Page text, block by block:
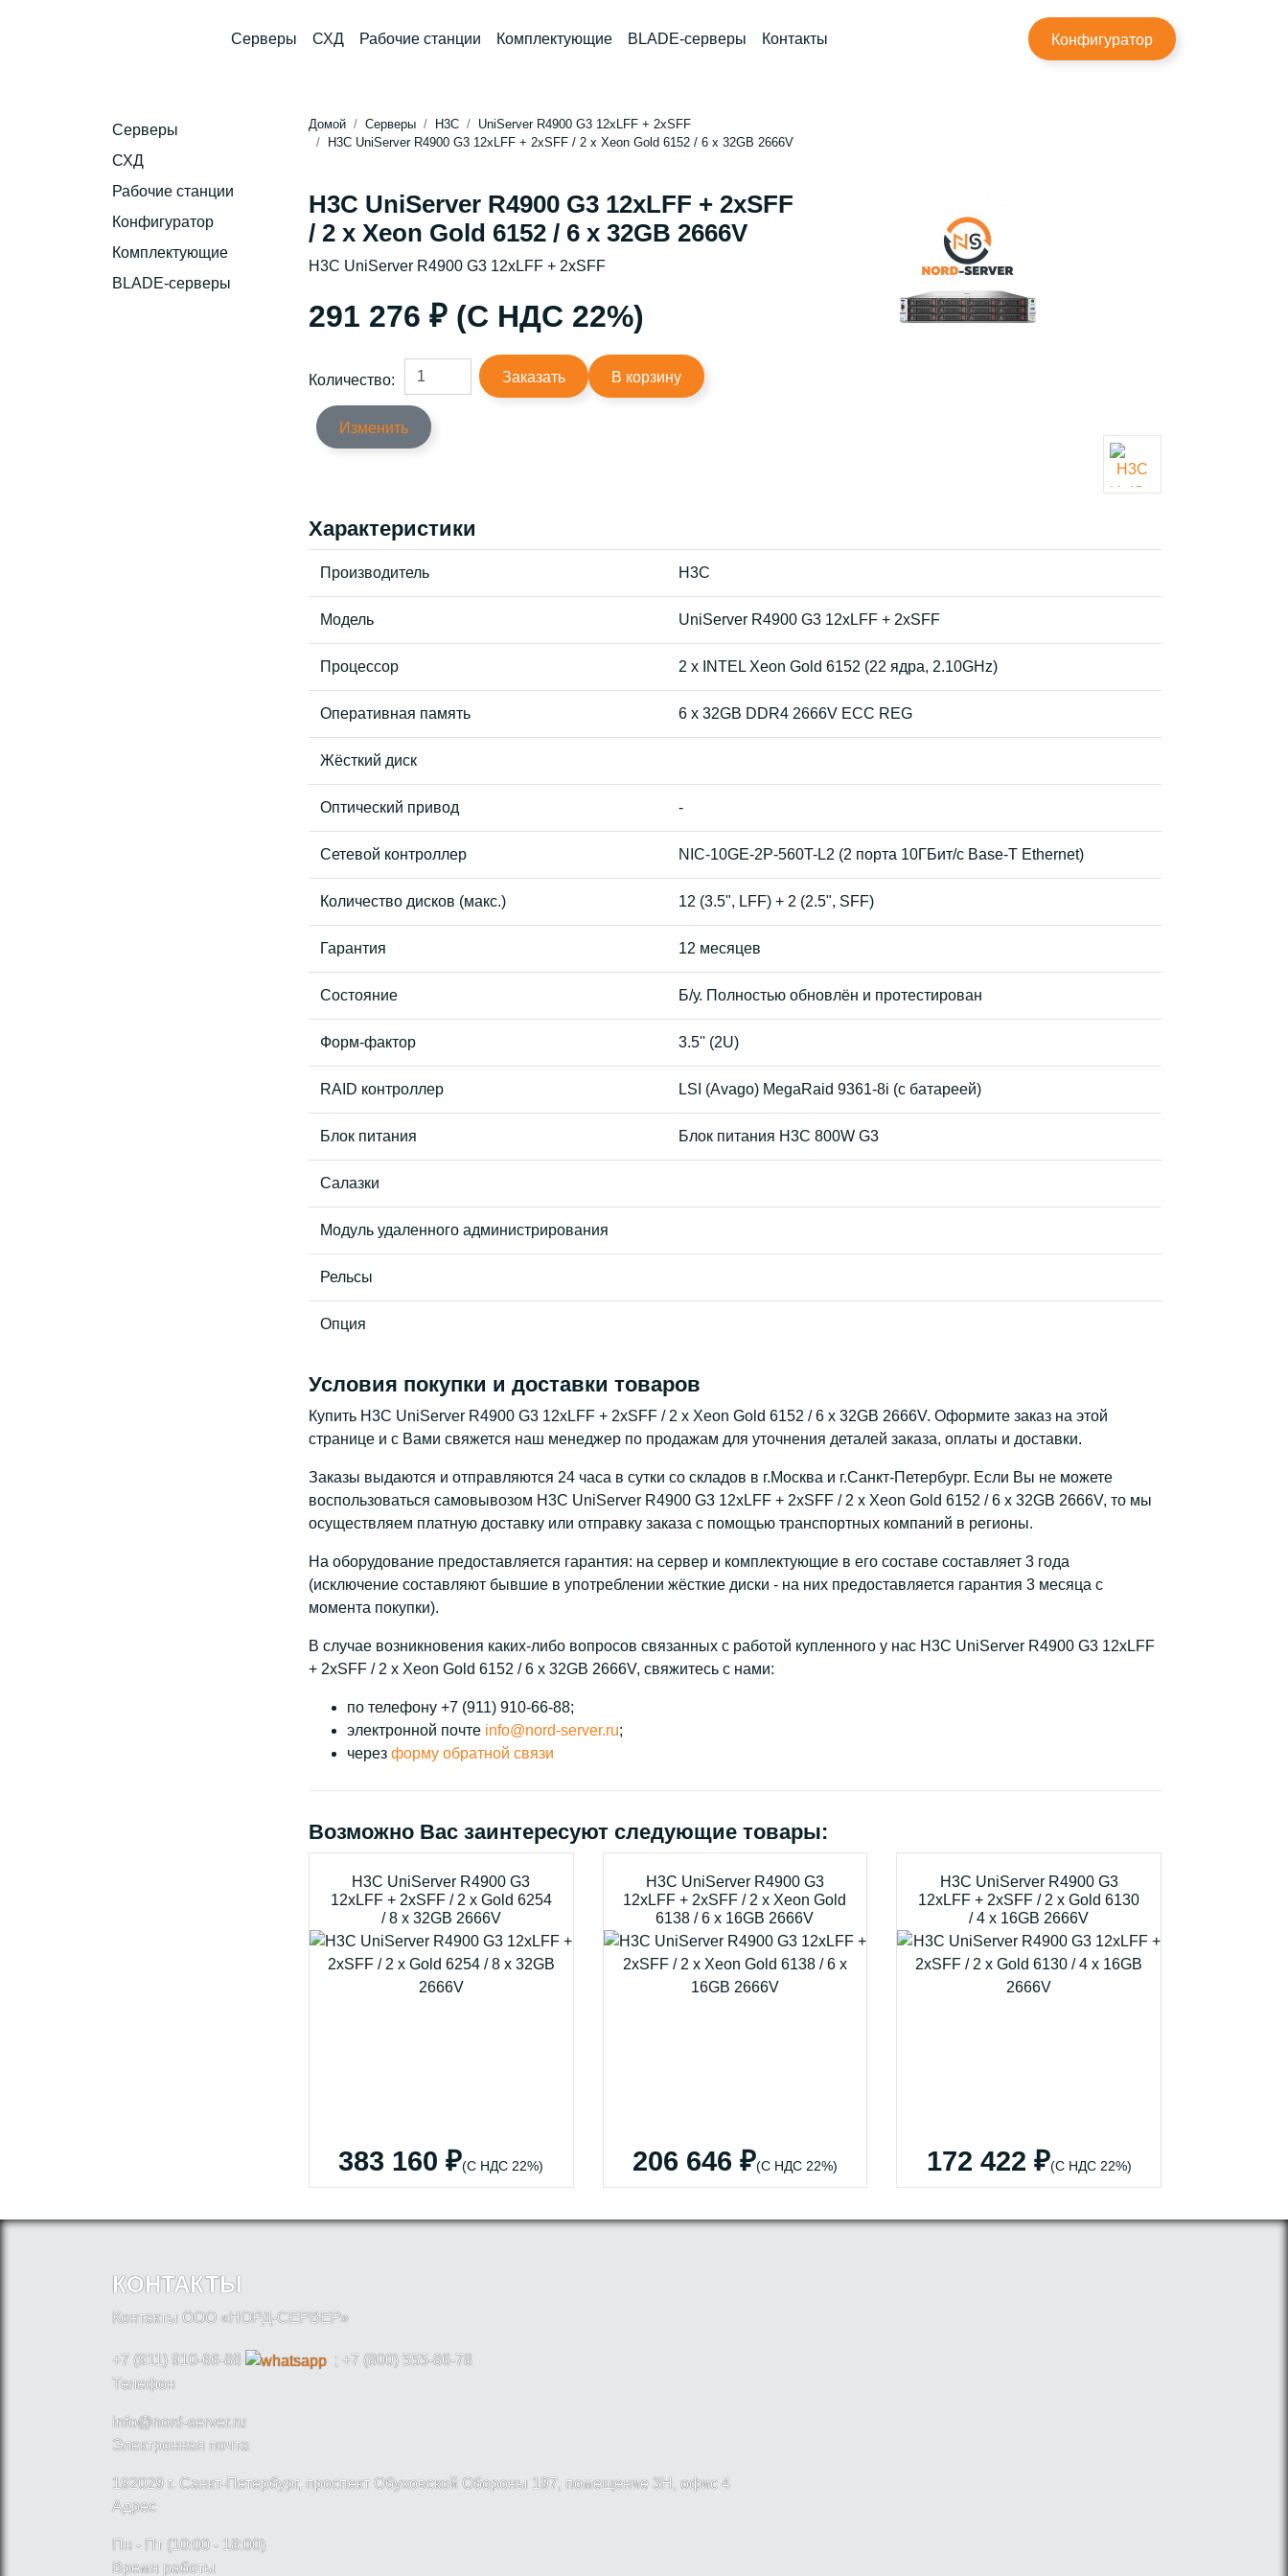
Серверы СХД Рабочие станции Комплектующие BLADE-серверы Контакты Конфигуратор
Серверы
СХД
Рабочие станции
Конфигуратор
Комплектующие
BLADE-серверы
Домой Серверы H3C
UniServer R4900 G3 12xLFF + 2xSFF
H3C UniServer R4900 G3 12xLFF + 2xSFF / 2 x Xeon Gold 6152 / 6 x 32GB 2666V
H3C UniServer R4900 G3 12xLFF + 2xSFF
/ 2 x Xeon Gold 6152 / 6 x 32GB 2666V
H3C UniServer R4900 G3 12xLFF + 2xSFF
291 276 ₽ (С НДС 22%)
Количество: Заказать В корзину
Изменить
Характеристики
Производитель H3C
Модель UniServer R4900 G3 12xLFF + 2xSFF
Процессор 2 x INTEL Xeon Gold 6152 (22 ядра, 2.10GHz)
Оперативная память 6 x 32GB DDR4 2666V ECC REG
Жёсткий диск
Оптический привод -
Сетевой контроллер NIC-10GE-2P-560T-L2 (2 порта 10ГБит/с Base-T Ethernet)
Количество дисков (макс.) 12 (3.5", LFF) + 2 (2.5", SFF)
Гарантия 12 месяцев
Состояние Б/у. Полностью обновлён и протестирован
Форм-фактор 3.5'' (2U)
RAID контроллер LSI (Avago) MegaRaid 9361-8i (с батареей)
Блок питания Блок питания H3C 800W G3
Салазки
Модуль удаленного администрирования
Рельсы
Опция
Условия покупки и доставки товаров
Купить H3C UniServer R4900 G3 12xLFF + 2xSFF / 2 x Xeon Gold 6152 / 6 x 32GB 2666V. Оформите заказ на этой
странице и с Вами свяжется наш менеджер по продажам для уточнения деталей заказа, оплаты и доставки.
Заказы выдаются и отправляются 24 часа в сутки со складов в г.Москва и г.Санкт-Петербург. Если Вы не можете
воспользоваться самовывозом H3C UniServer R4900 G3 12xLFF + 2xSFF / 2 x Xeon Gold 6152 / 6 x 32GB 2666V, то мы
осуществляем платную доставку или отправку заказа с помощью транспортных компаний в регионы.
На оборудование предоставляется гарантия: на сервер и комплектующие в его составе составляет 3 года
(исключение составляют бывшие в употреблении жёсткие диски - на них предоставляется гарантия 3 месяца с
момента покупки).
В случае возникновения каких-либо вопросов связанных с работой купленного у нас H3C UniServer R4900 G3 12xLFF
+ 2xSFF / 2 x Xeon Gold 6152 / 6 x 32GB 2666V, свяжитесь с нами:
по телефону +7 (911) 910-66-88;
электронной почте info@nord-server.ru;
через форму обратной связи
Возможно Вас заинтересуют следующие товары:
H3C UniServer R4900 G3
12xLFF + 2xSFF / 2 x Gold 6254
/ 8 x 32GB 2666V
383 160 ₽(С НДС 22%)
H3C UniServer R4900 G3
12xLFF + 2xSFF / 2 x Xeon Gold
6138 / 6 x 16GB 2666V
206 646 ₽(С НДС 22%)
H3C UniServer R4900 G3
12xLFF + 2xSFF / 2 x Gold 6130
/ 4 x 16GB 2666V
172 422 ₽(С НДС 22%)
КОНТАКТЫ
Контакты ООО «НОРД-СЕРВЕР»
+7 (911) 910-66-88
; +7 (800) 555-86-78
Телефон
info@nord-server.ru
Электронная почта
192029 г. Санкт-Петербург, проспект Обуховской Обороны 197, помещение 3Н, офис 4
Адрес
Пн - Пт (10:00 - 18:00)
Время работы